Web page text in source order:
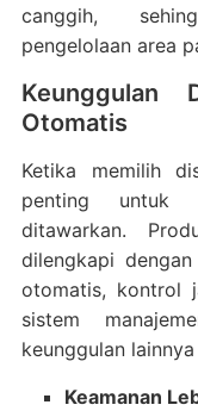
canggih,
pengelolaan area
Keunggulan
Otomatis
Ketika memilih
penting untuk
ditawarkan.
dilengkapi
otomatis, kontrol
sistem
keunggulan
Keamanan